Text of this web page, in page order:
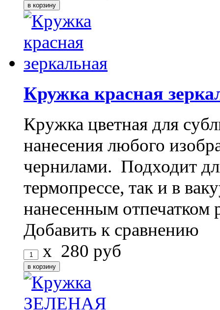
Кружка красная
Кружка цветная для
нанесения любого
чернилами. Подходит
термопрессе, так и в
нанесенным
Добавить к сравнению
x 280 руб